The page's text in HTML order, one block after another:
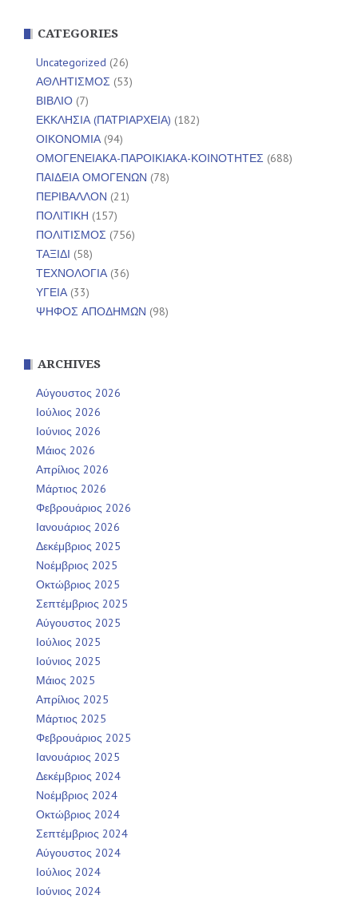
CATEGORIES
Uncategorized (26)
ΑΘΛΗΤΙΣΜΟΣ (53)
ΒΙΒΛΙΟ (7)
ΕΚΚΛΗΣΙΑ (ΠΑΤΡΙΑΡΧΕΙΑ) (182)
ΟΙΚΟΝΟΜΙΑ (94)
ΟΜΟΓΕΝΕΙΑΚΑ-ΠΑΡΟΙΚΙΑΚΑ-ΚΟΙΝΟΤΗΤΕΣ (688)
ΠΑΙΔΕΙΑ ΟΜΟΓΕΝΩΝ (78)
ΠΕΡΙΒΑΛΛΟΝ (21)
ΠΟΛΙΤΙΚΗ (157)
ΠΟΛΙΤΙΣΜΟΣ (756)
ΤΑΞΙΔΙ (58)
ΤΕΧΝΟΛΟΓΙΑ (36)
ΥΓΕΙΑ (33)
ΨΗΦΟΣ ΑΠΟΔΗΜΩΝ (98)
ARCHIVES
Αύγουστος 2026
Ιούλιος 2026
Ιούνιος 2026
Μάιος 2026
Απρίλιος 2026
Μάρτιος 2026
Φεβρουάριος 2026
Ιανουάριος 2026
Δεκέμβριος 2025
Νοέμβριος 2025
Οκτώβριος 2025
Σεπτέμβριος 2025
Αύγουστος 2025
Ιούλιος 2025
Ιούνιος 2025
Μάιος 2025
Απρίλιος 2025
Μάρτιος 2025
Φεβρουάριος 2025
Ιανουάριος 2025
Δεκέμβριος 2024
Νοέμβριος 2024
Οκτώβριος 2024
Σεπτέμβριος 2024
Αύγουστος 2024
Ιούλιος 2024
Ιούνιος 2024